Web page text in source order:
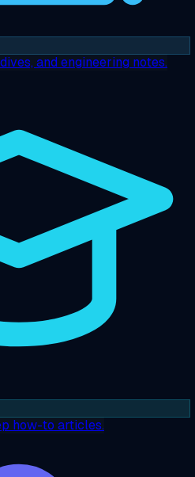
and engineering notes.
how-to articles.